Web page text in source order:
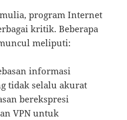
program Internet
kritik. Beberapa
meliputi:
informasi
tidak selalu akurat
berekspresi
VPN untuk